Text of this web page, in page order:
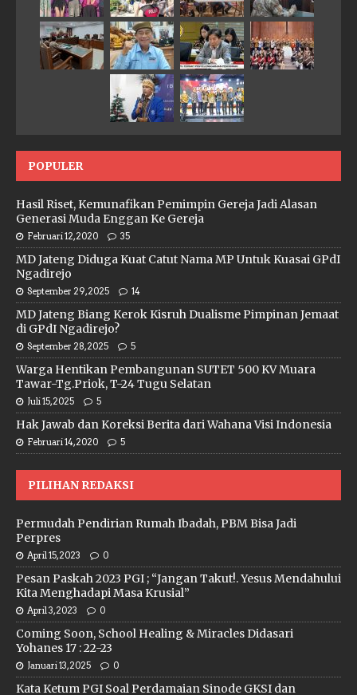
POPULER
Hasil Riset, Kemunafikan Pemimpin Gereja Jadi Alasan
Generasi Muda Enggan Ke Gereja
Februari 12, 2020 35
MD Jateng Diduga Kuat Catut Nama MP Untuk Kuasai GPdI
Ngadirejo
September 29, 2025 14
MD Jateng Biang Kerok Kisruh Dualisme Pimpinan Jemaat
di GPdI Ngadirejo?
September 28, 2025 5
Warga Hentikan Pembangunan SUTET 500 KV Muara
Tawar-Tg.Priok, T-24 Tugu Selatan
Juli 15, 2025 5
Hak Jawab dan Koreksi Berita dari Wahana Visi Indonesia
Februari 14, 2020 5
PILIHAN REDAKSI
Permudah Pendirian Rumah Ibadah, PBM Bisa Jadi
Perpres
April 15, 2023 0
Pesan Paskah 2023 PGI ; “Jangan Takut!. Yesus Mendahului
Kita Menghadapi Masa Krusial”
April 3, 2023 0
Coming Soon, School Healing & Miracles Didasari
Yohanes 17 : 22-23
Januari 13, 2025 0
Kata Ketum PGI Soal Perdamaian Sinode GKSI dan